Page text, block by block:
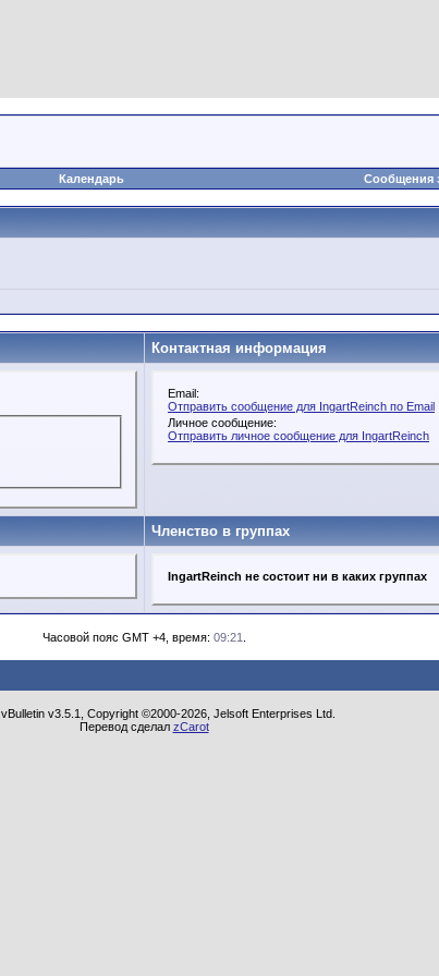
Календарь Сообщения
Контактная информация
Email:
Отправить сообщение для IngartReinch по Email
Личное сообщение:
Отправить личное сообщение для IngartReinch
Членство в группах
IngartReinch не состоит ни в каких группах
Часовой пояс GMT +4, время: 09:21
vBulletin v3.5.1, Copyright ©2000-2026, Jelsoft Enterprises Ltd.
Перевод сделал zCarot